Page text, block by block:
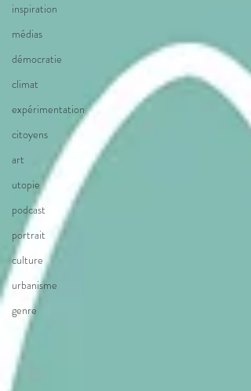
inspiration
médias
démocratie
climat
expérimentation
citoyens
art
utopie
podcast
portrait
culture
urbanisme
genre